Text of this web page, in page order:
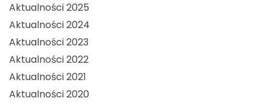
Aktualności 2025
Aktualności 2024
Aktualności 2023
Aktualności 2022
Aktualności 2021
Aktualności 2020